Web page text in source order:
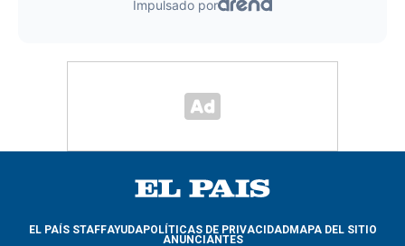
EL PAÍS STAFFAYUDAPOLÍTICAS DE PRIVACIDADMAPA DEL SITIO
ANUNCIANTES